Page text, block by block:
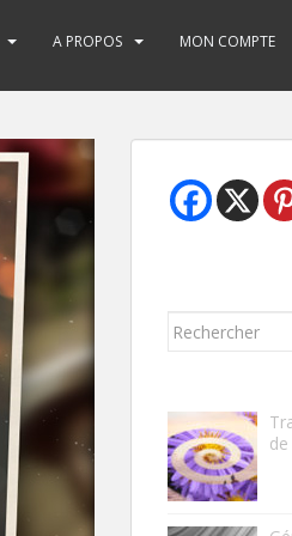
A PROPOS MON COMPTE
Rechercher...